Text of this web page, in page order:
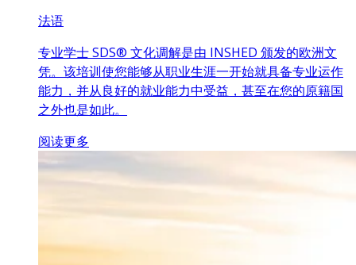
法语
专业学士 SDS® 文化调解是由 INSHED 颁发的欧洲文
凭。该培训使您能够从职业生涯一开始就具备专业运作
能力，并从良好的就业能力中受益，甚至在您的原籍国
之外也是如此。
阅读更多